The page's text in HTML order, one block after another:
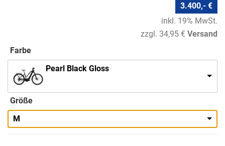
3.400,- €
inkl. 19% MwSt.
zzgl. 34,95 € Versand
Farbe
Pearl Black Gloss
Größe
M